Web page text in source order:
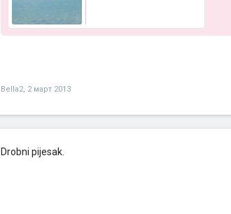
Bella2, 2 март 2013
Drobni pijesak.